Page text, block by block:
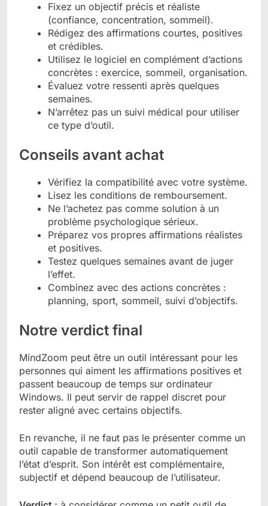
Fixez un objectif précis et réaliste
(confiance, concentration, sommeil).
Rédigez des affirmations courtes, positives
et crédibles.
Utilisez le logiciel en complément d’actions
concrètes : exercice, sommeil, organisation.
Évaluez votre ressenti après quelques
semaines.
N’arrêtez pas un suivi médical pour utiliser
ce type d’outil.
Conseils avant achat
Vérifiez la compatibilité avec votre système.
Lisez les conditions de remboursement.
Ne l’achetez pas comme solution à un
problème psychologique sérieux.
Préparez vos propres affirmations réalistes
et positives.
Testez quelques semaines avant de juger
l’effet.
Combinez avec des actions concrètes :
planning, sport, sommeil, suivi d’objectifs.
Notre verdict final
MindZoom peut être un outil intéressant pour les
personnes qui aiment les affirmations positives et
passent beaucoup de temps sur ordinateur
Windows. Il peut servir de rappel discret pour
rester aligné avec certains objectifs.
En revanche, il ne faut pas le présenter comme un
outil capable de transformer automatiquement
l’état d’esprit. Son intérêt est complémentaire,
subjectif et dépend beaucoup de l’utilisateur.